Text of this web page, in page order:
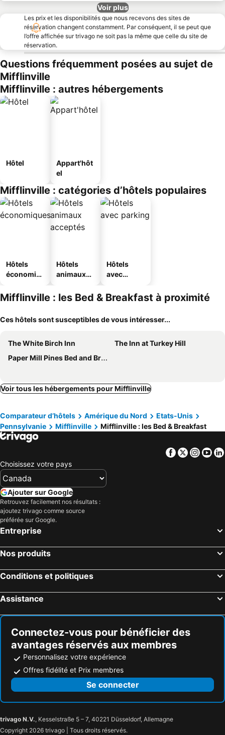
Voir plus
Les prix et les disponibilités que nous recevons des sites de
réservation changent constamment. Par conséquent, il se peut que
l’offre affichée sur trivago ne soit pas la même que celle du site de
réservation.
Questions fréquemment posées au sujet de
Mifflinville
Mifflinville : autres hébergements
Hôtel
Appart'hôt
el
Mifflinville : catégories d’hôtels populaires
Hôtels
économiq
Hôtels
animaux
Hôtels
avec
Mifflinville : les Bed & Breakfast à proximité
Ces hôtels sont susceptibles de vous intéresser...
The White Birch Inn
The Inn at Turkey Hill
Paper Mill Pines Bed and Breakfast
Voir tous les hébergements pour Mifflinville
Comparateur d’hôtels Amérique du Nord
Etats-Unis
Pennsylvanie
Mifflinville Mifflinville : les Bed & Breakfast
Facebook
Twitter
Choisissez votre pays
Ajouter sur Google
Retrouvez facilement nos résultats :
ajoutez trivago comme source
préférée sur Google.
Entreprise
Nos produits
Conditions et politiques
Assistance
Connectez-vous pour bénéficier des
avantages réservés aux membres
Personnalisez votre expérience
Offres fidélité et Prix membres
Se connecter
trivago N.V., Kesselstraße 5 – 7, 40221 Düsseldorf, Allemagne
Copyright 2026 trivago | Tous droits réservés.